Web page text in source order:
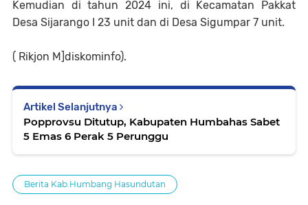
Kemudian di tahun 2024 ini, di Kecamatan Pakkat
Desa Sijarango I 23 unit dan di Desa Sigumpar 7 unit.
( Rikjon M]diskominfo).
Artikel Selanjutnya
Popprovsu Ditutup, Kabupaten Humbahas Sabet
5 Emas 6 Perak 5 Perunggu
Berita Kab.Humbang Hasundutan